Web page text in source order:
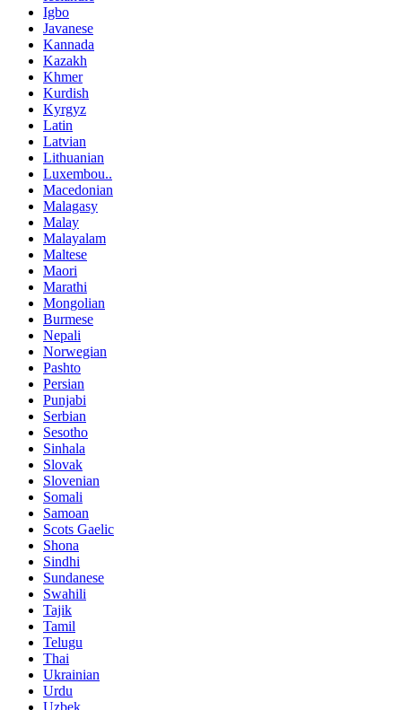
Igbo
Javanese
Kannada
Kazakh
Khmer
Kurdish
Kyrgyz
Latin
Latvian
Lithuanian
Luxembou..
Macedonian
Malagasy
Malay
Malayalam
Maltese
Maori
Marathi
Mongolian
Burmese
Nepali
Norwegian
Pashto
Persian
Punjabi
Serbian
Sesotho
Sinhala
Slovak
Slovenian
Somali
Samoan
Scots Gaelic
Shona
Sindhi
Sundanese
Swahili
Tajik
Tamil
Telugu
Thai
Ukrainian
Urdu
Uzbek